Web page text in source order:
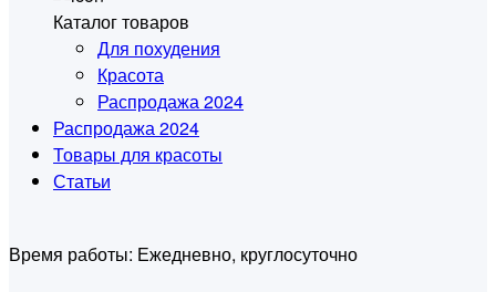
Каталог товаров
Для похудения
Красота
Распродажа 2024
Распродажа 2024
Товары для красоты
Статьи
Время работы: Ежедневно, круглосуточно